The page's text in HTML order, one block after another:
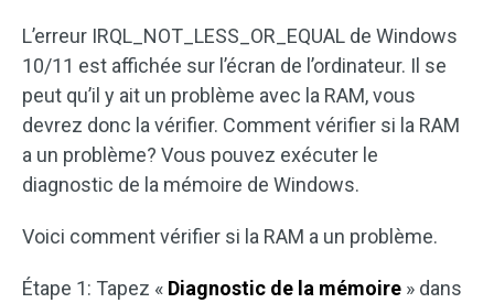
L’erreur IRQL_NOT_LESS_OR_EQUAL de Windows
10/11 est affichée sur l’écran de l’ordinateur. Il se
peut qu’il y ait un problème avec la RAM, vous
devrez donc la vérifier. Comment vérifier si la RAM
a un problème? Vous pouvez exécuter le
diagnostic de la mémoire de Windows.
Voici comment vérifier si la RAM a un problème.
Étape 1: Tapez « Diagnostic de la mémoire » dans